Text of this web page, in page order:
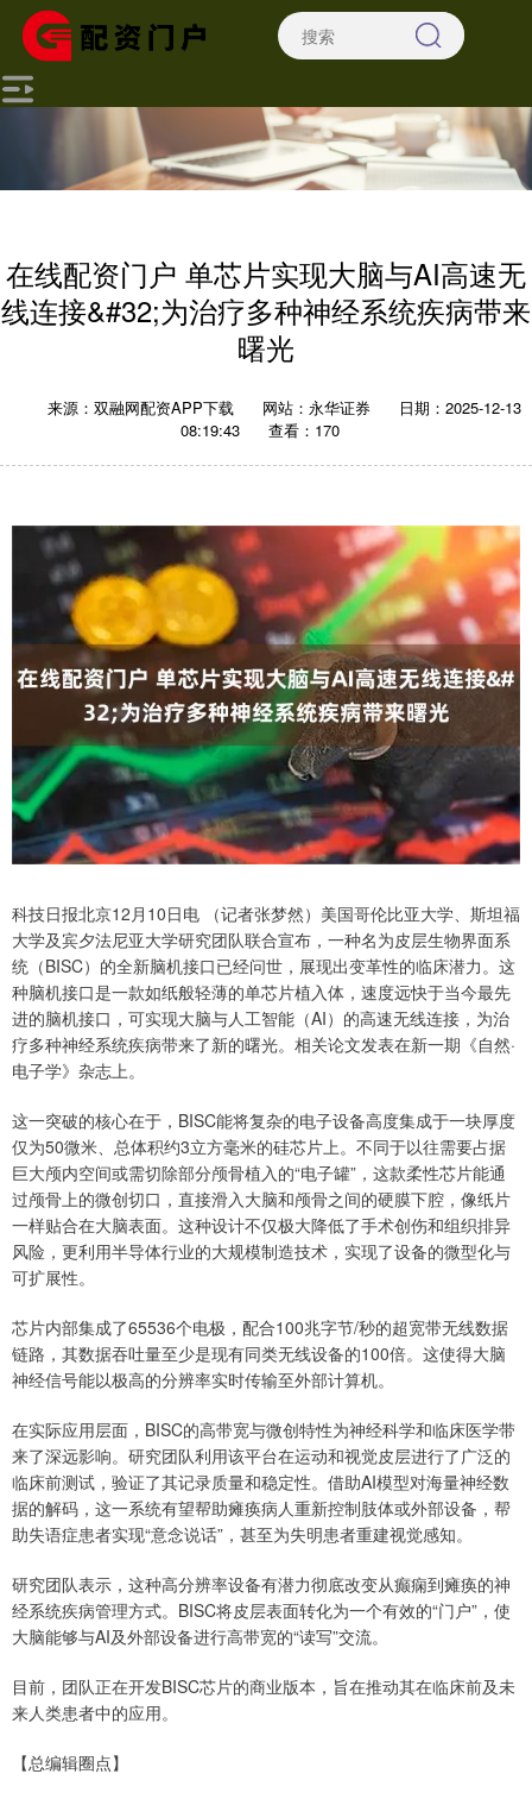
在线配资门户 单芯片实现大脑与AI高速无
线连接&#32;为治疗多种神经系统疾病带来
曙光
来源：双融网配资APP下载 网站：永华证券
日期：2025-12-13
08:19:43
查看：170
科技日报北京12月10日电 （记者张梦然）美国哥伦比亚大学、斯坦福
大学及宾夕法尼亚大学研究团队联合宣布，一种名为皮层生物界面系
统（BISC）的全新脑机接口已经问世，展现出变革性的临床潜力。这
种脑机接口是一款如纸般轻薄的单芯片植入体，速度远快于当今最先
进的脑机接口，可实现大脑与人工智能（AI）的高速无线连接，为治
疗多种神经系统疾病带来了新的曙光。相关论文发表在新一期《自然·
电子学》杂志上。
这一突破的核心在于，BISC能将复杂的电子设备高度集成于一块厚度
仅为50微米、总体积约3立方毫米的硅芯片上。不同于以往需要占据
巨大颅内空间或需切除部分颅骨植入的“电子罐”，这款柔性芯片能通
过颅骨上的微创切口，直接滑入大脑和颅骨之间的硬膜下腔，像纸片
一样贴合在大脑表面。这种设计不仅极大降低了手术创伤和组织排异
风险，更利用半导体行业的大规模制造技术，实现了设备的微型化与
可扩展性。
芯片内部集成了65536个电极，配合100兆字节/秒的超宽带无线数据
链路，其数据吞吐量至少是现有同类无线设备的100倍。这使得大脑
神经信号能以极高的分辨率实时传输至外部计算机。
在实际应用层面，BISC的高带宽与微创特性为神经科学和临床医学带
来了深远影响。研究团队利用该平台在运动和视觉皮层进行了广泛的
临床前测试，验证了其记录质量和稳定性。借助AI模型对海量神经数
据的解码，这一系统有望帮助瘫痪病人重新控制肢体或外部设备，帮
助失语症患者实现“意念说话”，甚至为失明患者重建视觉感知。
研究团队表示，这种高分辨率设备有潜力彻底改变从癫痫到瘫痪的神
经系统疾病管理方式。BISC将皮层表面转化为一个有效的“门户”，使
大脑能够与AI及外部设备进行高带宽的“读写”交流。
目前，团队正在开发BISC芯片的商业版本，旨在推动其在临床前及未
来人类患者中的应用。
【总编辑圈点】